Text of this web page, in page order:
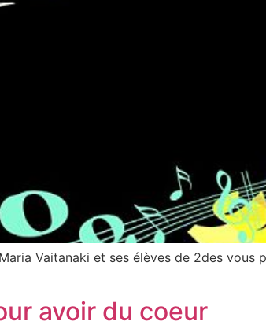
Vaitanaki et ses élèves de 2des
avoir du coeur